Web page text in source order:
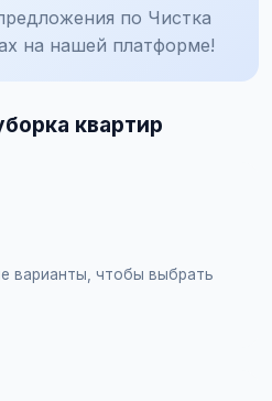
по Чистка
на нашей платформе!
квартир
варианты, чтобы выбрать